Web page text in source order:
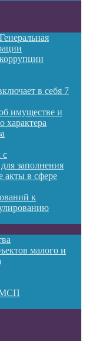
в себя 7
имуществе и
характера
с
заполнения
в сфере
к
малого и
МСП